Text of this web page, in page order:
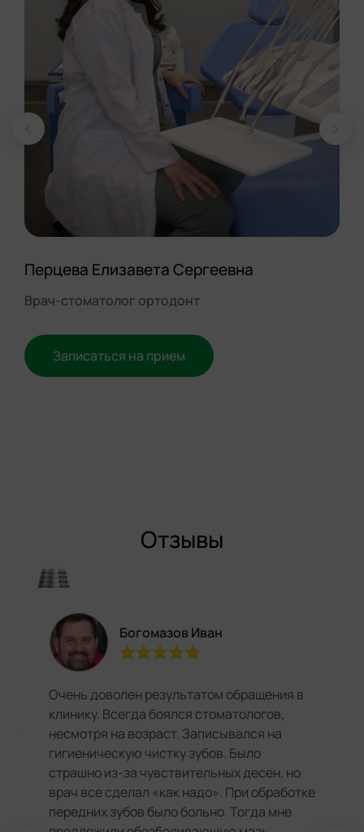
Перцева Елизавета Сергеевна
Врач-стоматолог ортодонт
Записаться на прием
Отзывы
Богомазов Иван
Очень доволен результатом обращения в
клинику. Всегда боялся стоматологов,
несмотря на возраст. Записывался на
гигиеническую чистку зубов. Было
страшно из-за чувствительных десен, но
врач все сделал «как надо». При обработке
передних зубов было больно. Тогда мне